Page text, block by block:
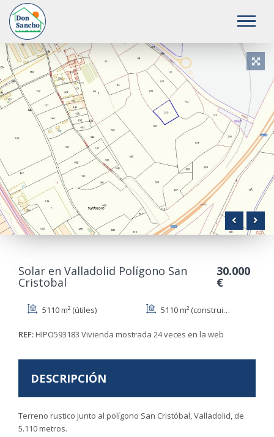
Anterior
Solar en Valladolid Polígono San
Cristobal
30.000
€
5110 m² (útiles) 5110 m² (construidos)
REF:HIPO593183 Vivienda mostrada 24 veces en la web
DESCRIPCIÓN
Terreno rustico junto al polígono San Cristóbal, Valladolid, de
5.110 metros.